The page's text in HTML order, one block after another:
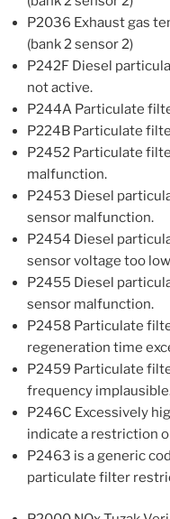
P2036 Exhaust gas
(bank 2 sensor 2)
P242F Diesel
not active.
P244A Particulate
P224B Particulate
P2452 Particulate
malfunction.
P2453 Diesel
sensor malfunction.
P2454 Diesel
sensor voltage too
P2455 Diesel
sensor malfunction.
P2458 Particulate
regeneration time
P2459 Particulate
frequency
P246C Excessively
indicate a restriction
P2463 is a generic
particulate filter